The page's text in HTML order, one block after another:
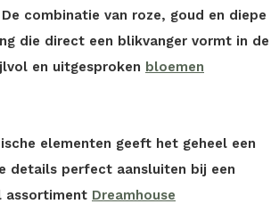
combinatie van roze, goud en diepe
die direct een blikvanger vormt in de
en uitgesproken bloemen
elementen geeft het geheel een
details perfect aansluiten bij een
assortiment Dreamhouse